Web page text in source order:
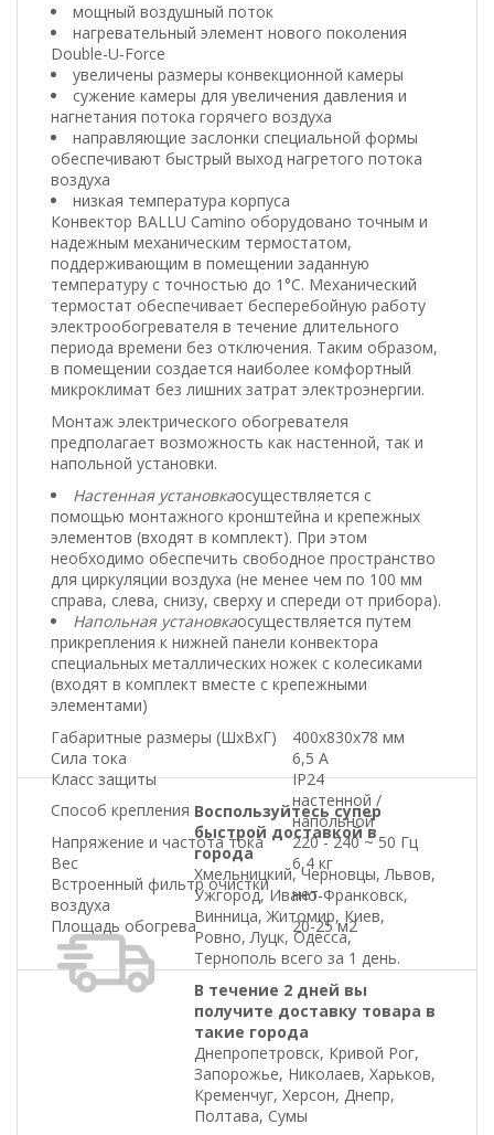
мощный воздушный поток
нагревательный элемент нового поколения
Double-U-Force
увеличены размеры конвекционной камеры
сужение камеры для увеличения давления и
нагнетания потока горячего воздуха
направляющие заслонки специальной формы
обеспечивают быстрый выход нагретого потока
воздуха
низкая температура корпуса
Конвектор BALLU Camino оборудовано точным и
надежным механическим термостатом,
поддерживающим в помещении заданную
температуру с точностью до 1°С. Механический
термостат обеспечивает бесперебойную работу
электрообогревателя в течение длительного
периода времени без отключения. Таким образом,
в помещении создается наиболее комфортный
микроклимат без лишних затрат электроэнергии.
Монтаж электрического обогревателя
предполагает возможность как настенной, так и
напольной установки.
Настенная установкаосуществляется с
помощью монтажного кронштейна и крепежных
элементов (входят в комплект). При этом
необходимо обеспечить свободное пространство
для циркуляции воздуха (не менее чем по 100 мм
справа, слева, снизу, сверху и спереди от прибора).
Напольная установкаосуществляется путем
прикрепления к нижней панели конвектора
специальных металлических ножек с колесиками
(входят в комплект вместе с крепежными
элементами)
Габаритные размеры (ШхВхГ)
400x830x78 мм
Сила тока
6,5 А
Класс защиты
IP24
Способ крепления
настенной /
напольной
Напряжение и частота тока
220 - 240 ~ 50 Гц
Вес
6,4 кг
Встроенный фильтр очистки
воздуха
нет
Площадь обогрева
20-25 м2
Воспользуйтесь супер
быстрой доставкой в
города
Хмельницкий, Черновцы, Львов,
Ужгород, Ивано-Франковск,
Винница, Житомир, Киев,
Ровно, Луцк, Одесса,
Тернополь всего за 1 день.
В течение 2 дней вы
получите доставку товара в
такие города
Днепропетровск, Кривой Рог,
Запорожье, Николаев, Харьков,
Кременчуг, Херсон, Днепр,
Полтава, Сумы